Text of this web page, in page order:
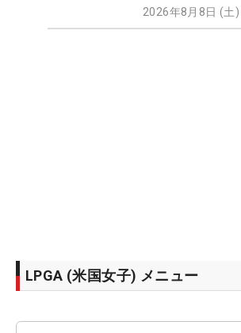
2026年8月8日 (土
LPGA (米国女子) メニュー